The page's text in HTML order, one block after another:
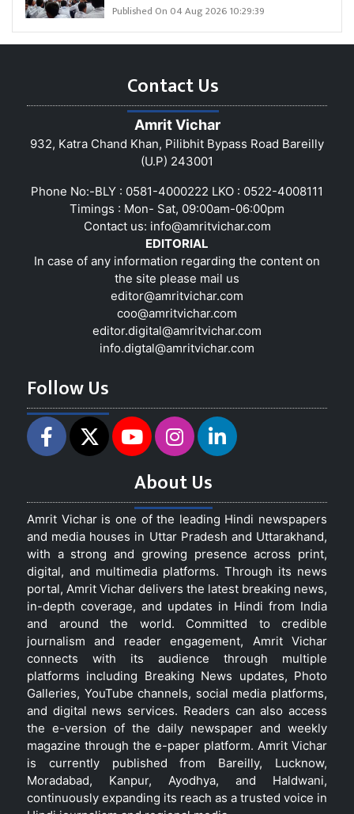
Published On 04 Aug 2026 10:29:39
Contact Us
Amrit Vichar
932, Katra Chand Khan, Pilibhit Bypass Road Bareilly
(U.P) 243001
Phone No:-BLY : 0581-4000222 LKO : 0522-4008111
Timings : Mon- Sat, 09:00am-06:00pm
Contact us: info@amritvichar.com
EDITORIAL
In case of any information regarding the content on
the site please mail us
editor@amritvichar.com
coo@amritvichar.com
editor.digital@amritvichar.com
info.digtal@amritvichar.com
Follow Us
About Us
Amrit Vichar is one of the leading Hindi newspapers
and media houses in Uttar Pradesh and Uttarakhand,
with a strong and growing presence across print,
digital, and multimedia platforms. Through its news
portal, Amrit Vichar delivers the latest breaking news,
in-depth coverage, and updates in Hindi from India
and around the world. Committed to credible
journalism and reader engagement, Amrit Vichar
connects with its audience through multiple
platforms including Breaking News updates, Photo
Galleries, YouTube channels, social media platforms,
and digital news services. Readers can also access
the e-version of the daily newspaper and weekly
magazine through the e-paper platform. Amrit Vichar
is currently published from Bareilly, Lucknow,
Moradabad, Kanpur, Ayodhya, and Haldwani,
continuously expanding its reach as a trusted voice in